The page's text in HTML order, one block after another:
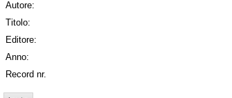
Autore:
Titolo:
Editore:
Anno:
Record nr.